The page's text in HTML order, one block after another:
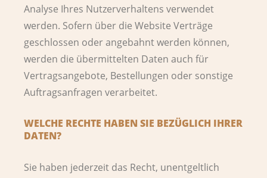
Analyse Ihres Nutzerverhaltens verwendet
werden. Sofern über die Website Verträge
geschlossen oder angebahnt werden können,
werden die übermittelten Daten auch für
Vertragsangebote, Bestellungen oder sonstige
Auftragsanfragen verarbeitet.
WELCHE RECHTE HABEN SIE BEZÜGLICH IHRER
DATEN?
Sie haben jederzeit das Recht, unentgeltlich